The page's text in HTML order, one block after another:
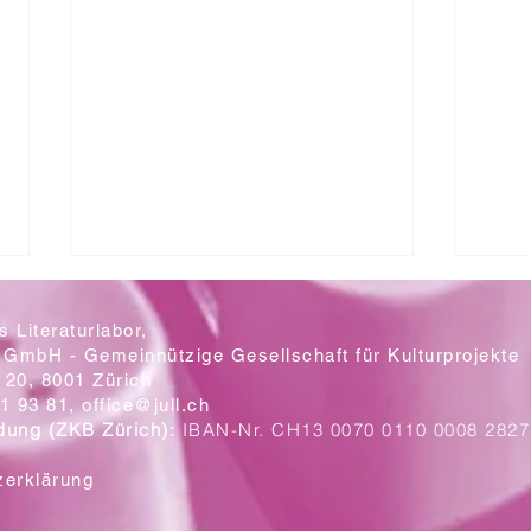
Ein Blick auf die neuen Plakate
Literaturlabor,
- Gemeinnützige Gesellschaft für Kulturprojekte
8001 Zürich
93 81, office@jull.ch
(ZKB Zürich): IBAN-Nr. CH13 0070 0110 0008